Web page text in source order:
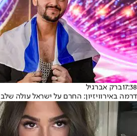
17:38ברק אברגיל
דרמה באירוויזיון: החרם על ישראל עולה שלב